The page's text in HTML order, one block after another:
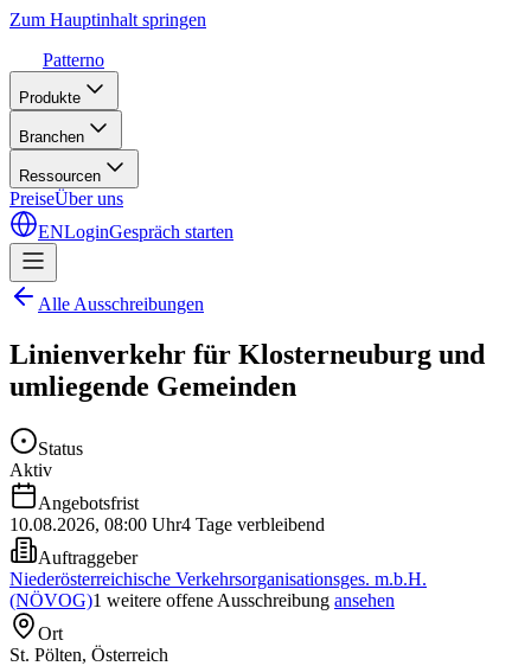
Zum Hauptinhalt springen
Patterno
Produkte
Branchen
Ressourcen
PreiseÜber uns
ENLoginGespräch starten
Alle Ausschreibungen
Linienverkehr für Klosterneuburg und
umliegende Gemeinden
Status
Aktiv
Angebotsfrist
10.08.2026, 08:00 Uhr4 Tage verbleibend
Auftraggeber
Niederösterreichische Verkehrsorganisationsges. m.b.H.
(NÖVOG)1 weitere offene Ausschreibung ansehen
Ort
St. Pölten, Österreich